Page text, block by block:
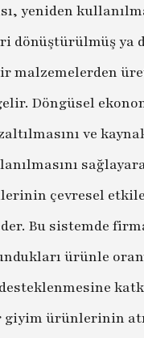
yeniden
dönüştürülmüş ya
malzemelerden
Döngüsel
ve
çevresel
Bu sistemde
ürünle
giyim ürünlerinin